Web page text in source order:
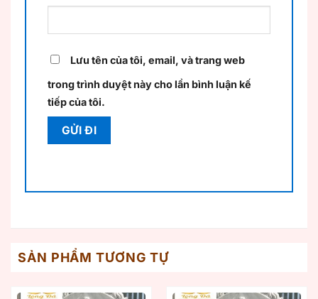
Lưu tên của tôi, email, và trang web
trong trình duyệt này cho lần bình luận kế
tiếp của tôi.
SẢN PHẨM TƯƠNG TỰ